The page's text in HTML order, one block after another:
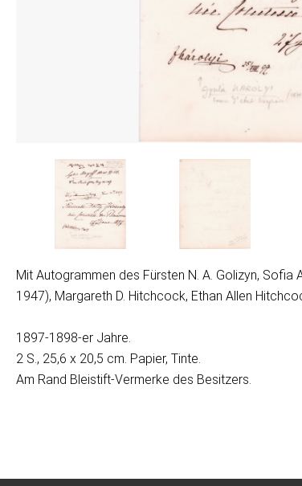
Mit Autogrammen des Fürsten N. A. Golizyn,
1947), Margareth D. Hitchcock, Ethan Allen
1897-1898-er Jahre.
2 S., 25,6 x 20,5 cm. Papier, Tinte.
Am Rand Bleistift-Vermerke des Besitzers.